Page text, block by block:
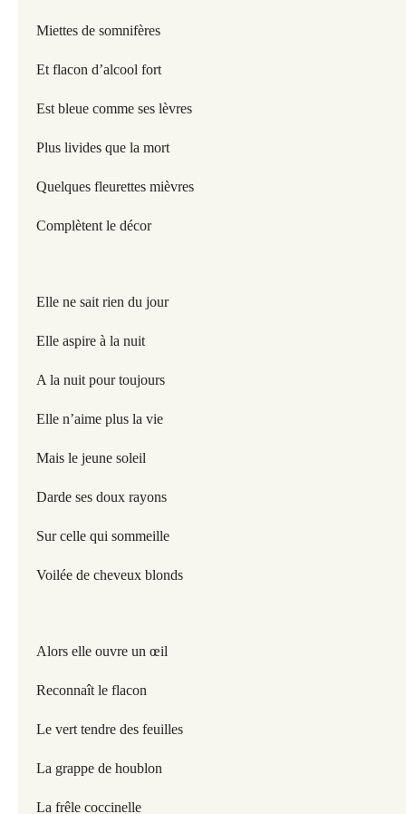
Miettes de somnifères
Et flacon d’alcool fort
Est bleue comme ses lèvres
Plus livides que la mort
Quelques fleurettes mièvres
Complètent le décor
Elle ne sait rien du jour
Elle aspire à la nuit
A la nuit pour toujours
Elle n’aime plus la vie
Mais le jeune soleil
Darde ses doux rayons
Sur celle qui sommeille
Voilée de cheveux blonds
Alors elle ouvre un œil
Reconnaît le flacon
Le vert tendre des feuilles
La grappe de houblon
La frêle coccinelle